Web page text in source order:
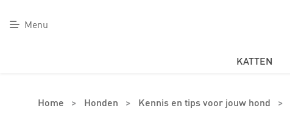
Menu
KATTEN
Home > Honden > Kennis en tips voor jouw hond >